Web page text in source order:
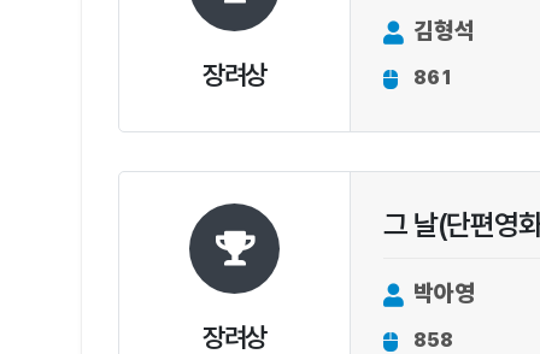
장려상
김형석
861
장려상
그 날(단편영
박아영
858